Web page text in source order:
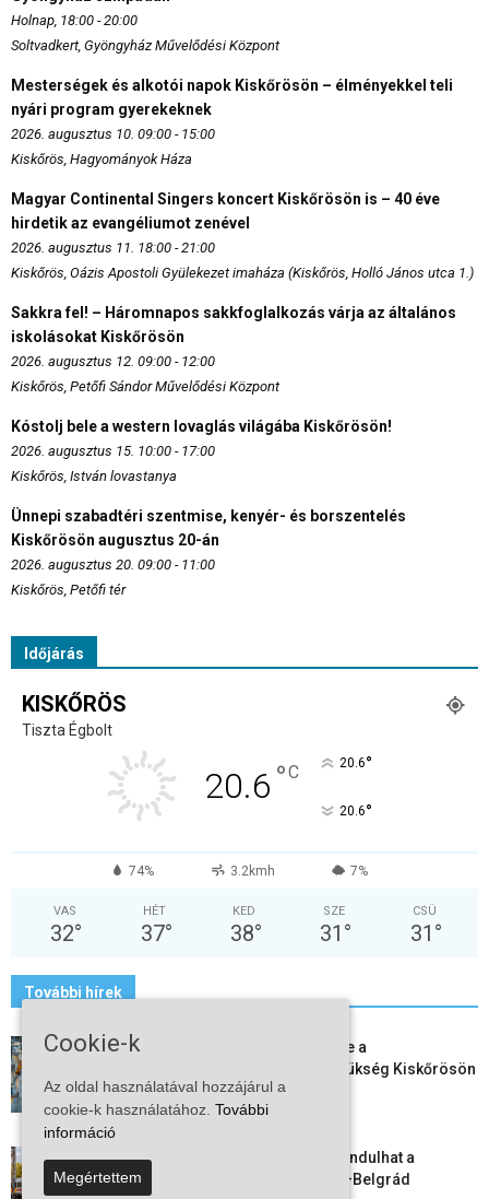
Holnap, 18:00 - 20:00
Soltvadkert, Gyöngyház Művelődési Központ
Mesterségek és alkotói napok Kiskőrösön – élményekkel teli
nyári program gyerekeknek
2026. augusztus 10. 09:00 - 15:00
Kiskőrös, Hagyományok Háza
Magyar Continental Singers koncert Kiskőrösön is – 40 éve
hirdetik az evangéliumot zenével
2026. augusztus 11. 18:00 - 21:00
Kiskőrös, Oázis Apostoli Gyülekezet imaháza (Kiskőrös, Holló János utca 1.)
Sakkra fel! – Háromnapos sakkfoglalkozás várja az általános
iskolásokat Kiskőrösön
2026. augusztus 12. 09:00 - 12:00
Kiskőrös, Petőfi Sándor Művelődési Központ
Kóstolj bele a western lovaglás világába Kiskőrösön!
2026. augusztus 15. 10:00 - 17:00
Kiskőrös, István lovastanya
Ünnepi szabadtéri szentmise, kenyér- és borszentelés
Kiskőrösön augusztus 20-án
2026. augusztus 20. 09:00 - 11:00
Kiskőrös, Petőfi tér
Időjárás
KISKŐRÖS
Tiszta Égbolt
20.6 °C 20.6°
20.6°
74% 3.2kmh 7%
VAS
32°
HÉT
37°
KED
38°
SZE
31 °
CSÜ
31 °
További hírek
Aktuális állásajánlatok: ezekre a
munkavállalókra van most szükség Kiskőrösön
és a...
2026-08-07
Vitézy Dávid: már ősszel újraindulhat a
személyszállítás a Budapest–Belgrád
Cookie-k
Az oldal használatával hozzájárul a
cookie-k használatához. További
információ
Megértettem